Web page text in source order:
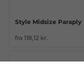
Style Midsize Paraply
fra 118,12 kr.